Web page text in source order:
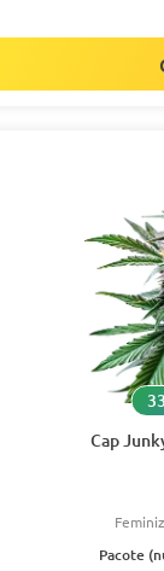
Cap
Pacote